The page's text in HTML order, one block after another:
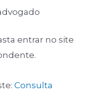
entrar no site
Consulta